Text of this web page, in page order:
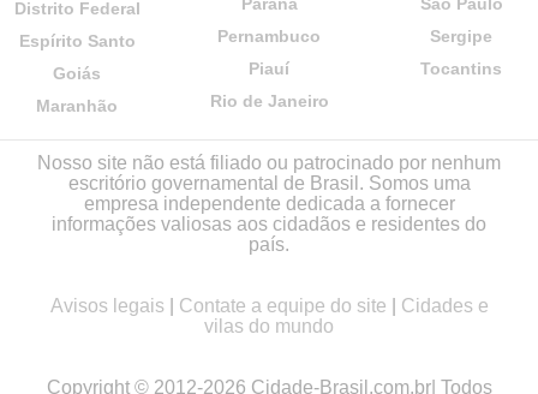
Distrito Federal
Espírito Santo
Goiás
Maranhão
Pernambuco
Piauí
Rio de Janeiro
Sergipe
Tocantins
Nosso site não está filiado ou patrocinado por nenhum
escritório governamental de Brasil. Somos uma
empresa independente dedicada a fornecer
informações valiosas aos cidadãos e residentes do
país.
Avisos legais Contate a equipe do site
Cidades e
vilas do mundo
Copyright © 2012-2026 Cidade-Brasil.com.br| Todos